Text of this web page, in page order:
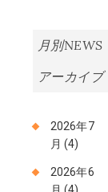
月別NEWS
アーカイブ
2026年7
月 (4)
2026年6